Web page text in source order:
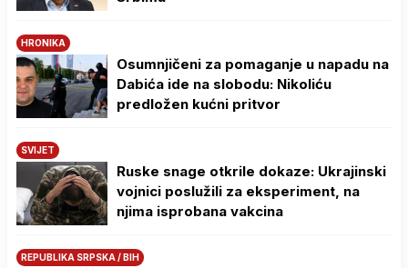
HRONIKA
Osumnjičeni za pomaganje u napadu na
Dabića ide na slobodu: Nikoliću
predložen kućni pritvor
SVIJET
Ruske snage otkrile dokaze: Ukrajinski
vojnici poslužili za eksperiment, na
njima isprobana vakcina
REPUBLIKA SRPSKA / BIH